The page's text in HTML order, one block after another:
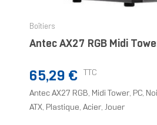
Boîtiers
Antec AX27 RGB Midi
Prix
65,29 € TTC
Antec AX27 RGB, Midi Tower, PC,
ATX, Plastique, Acier, Jouer